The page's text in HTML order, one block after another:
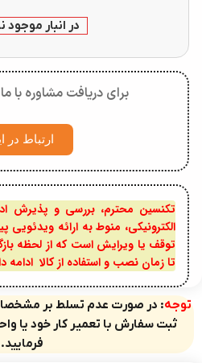
در انبار موجود
برای دریافت مشاوره با
ارتباط در
تکنسین محترم، بررسی و پذیرش
الکترونیکی، منوط به ارائه
توقف یا ویرایش است که از لحظه
تا زمان نصب و استفاده از کالا ادامه
توجه: در صورت عدم تسلط بر
ثبت سفارش با تعمیر کار خود یا
فرمایید.